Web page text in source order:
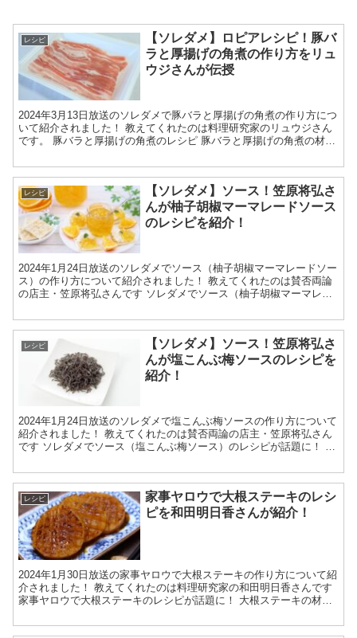
レシピ
【ソレダメ】ロピアレシピ！豚バ
ラと厚揚げの角煮の作り方をリュ
ウジさんが伝授
2024年3月13日放送のソレダメで豚バラと厚揚げの角煮の作り方につ
いて紹介されました！ 教えてくれたのは料理研究家のリュウジさん
です。 豚バラと厚揚げの角煮のレシピ 豚バラと厚揚げの角煮の材料
レシピ
【ソレダメ】ソース！笠原将弘さ
んが柚子胡椒マーマレードソース
のレシピを紹介！
2024年1月24日放送のソレダメでソース（柚子胡椒マーマレードソー
ス）の作り方について紹介されました！ 教えてくれたのは賛否両論
の店主・笠原将弘さんです ソレダメでソース（柚子胡椒マーマレー
レシピ
【ソレダメ】ソース！笠原将弘さ
んが塩こんぶ梅ソースのレシピを
紹介！
2024年1月24日放送のソレダメで塩こんぶ梅ソースの作り方について
紹介されました！ 教えてくれたのは賛否両論の店主・笠原将弘さん
です ソレダメでソース（塩こんぶ梅ソース）のレシピが話題に！ ソ
レシピ
家事ヤロウで大根ステーキのレシ
ピを和田明日香さんが紹介！
2024年1月30日放送の家事ヤロウで大根ステーキの作り方について紹
介されました！ 教えてくれたのは料理研究家の和田明日香さんです
家事ヤロウで大根ステーキのレシピが話題に！ 大根ステーキの材料